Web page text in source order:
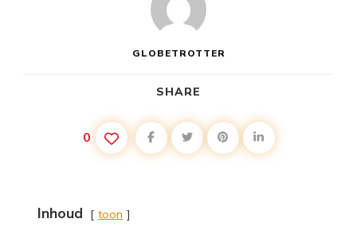
GLOBETROTTER
SHARE
0
Inhoud toon